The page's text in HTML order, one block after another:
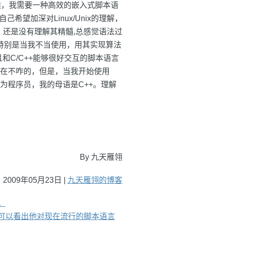
我需要一种高效的嵌入式脚本语
己希望加深对Linux/Unix的理解，
是没有理解其精髓,总感觉语法过
别是当我不当使用，用其实现算法
C/C++能够很好交互的脚本语言
不咋的，但是，当我开始使用
程序员，我的母语是C++。理解
By 九天雁翎
2009年05月23日 | 九天雁翎的博客
以看出他对现在流行的脚本语言